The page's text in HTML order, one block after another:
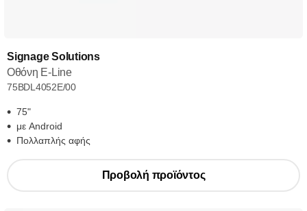
Signage Solutions
Οθόνη E-Line
75BDL4052E/00
75"
με Android
Πολλαπλής αφής
Προβολή προϊόντος